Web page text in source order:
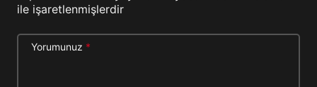
ile işaretlenmişlerdir
Yorumunuz *